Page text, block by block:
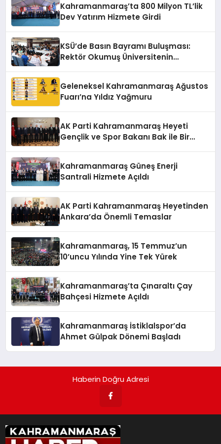
Kahramanmaraş’ta 800 Milyon TL’lik
Dev Yatırım Hizmete Girdi
KSÜ’de Basın Bayramı Buluşması:
Rektör Okumuş Üniversitenin
Geleneksel Kahramanmaraş Ağustos
Fuarı’na Yıldız Yağmuru
AK Parti Kahramanmaraş Heyeti
Gençlik ve Spor Bakanı Bak ile Bir
Kahramanmaraş Güneş Enerji
Santrali Hizmete Açıldı
AK Parti Kahramanmaraş Heyetinden
Ankara’da Önemli Temaslar
Kahramanmaraş, 15 Temmuz’un
10’uncu Yılında Yine Tek Yürek
Kahramanmaraş’ta Çınaraltı Çay
Bahçesi Hizmete Açıldı
Kahramanmaraş İstiklalspor’da
Ahmet Gülpak Dönemi Başladı
Haberin Doğru Adresi